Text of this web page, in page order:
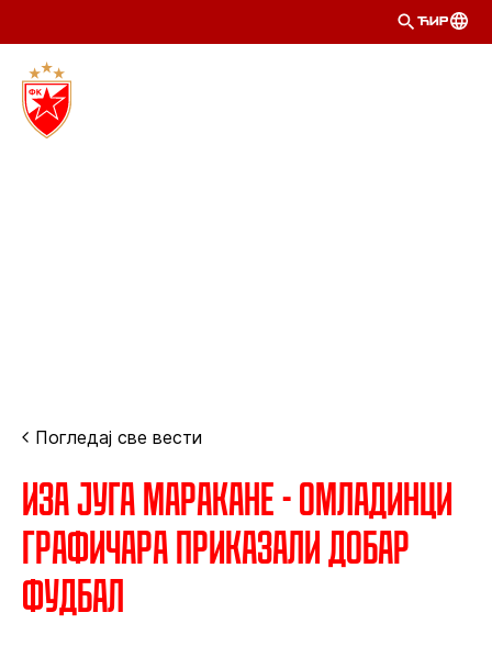
ЋИР
Погледај све вести
Иза југа Маракане - Омладинци
Графичара приказали добар
фудбал